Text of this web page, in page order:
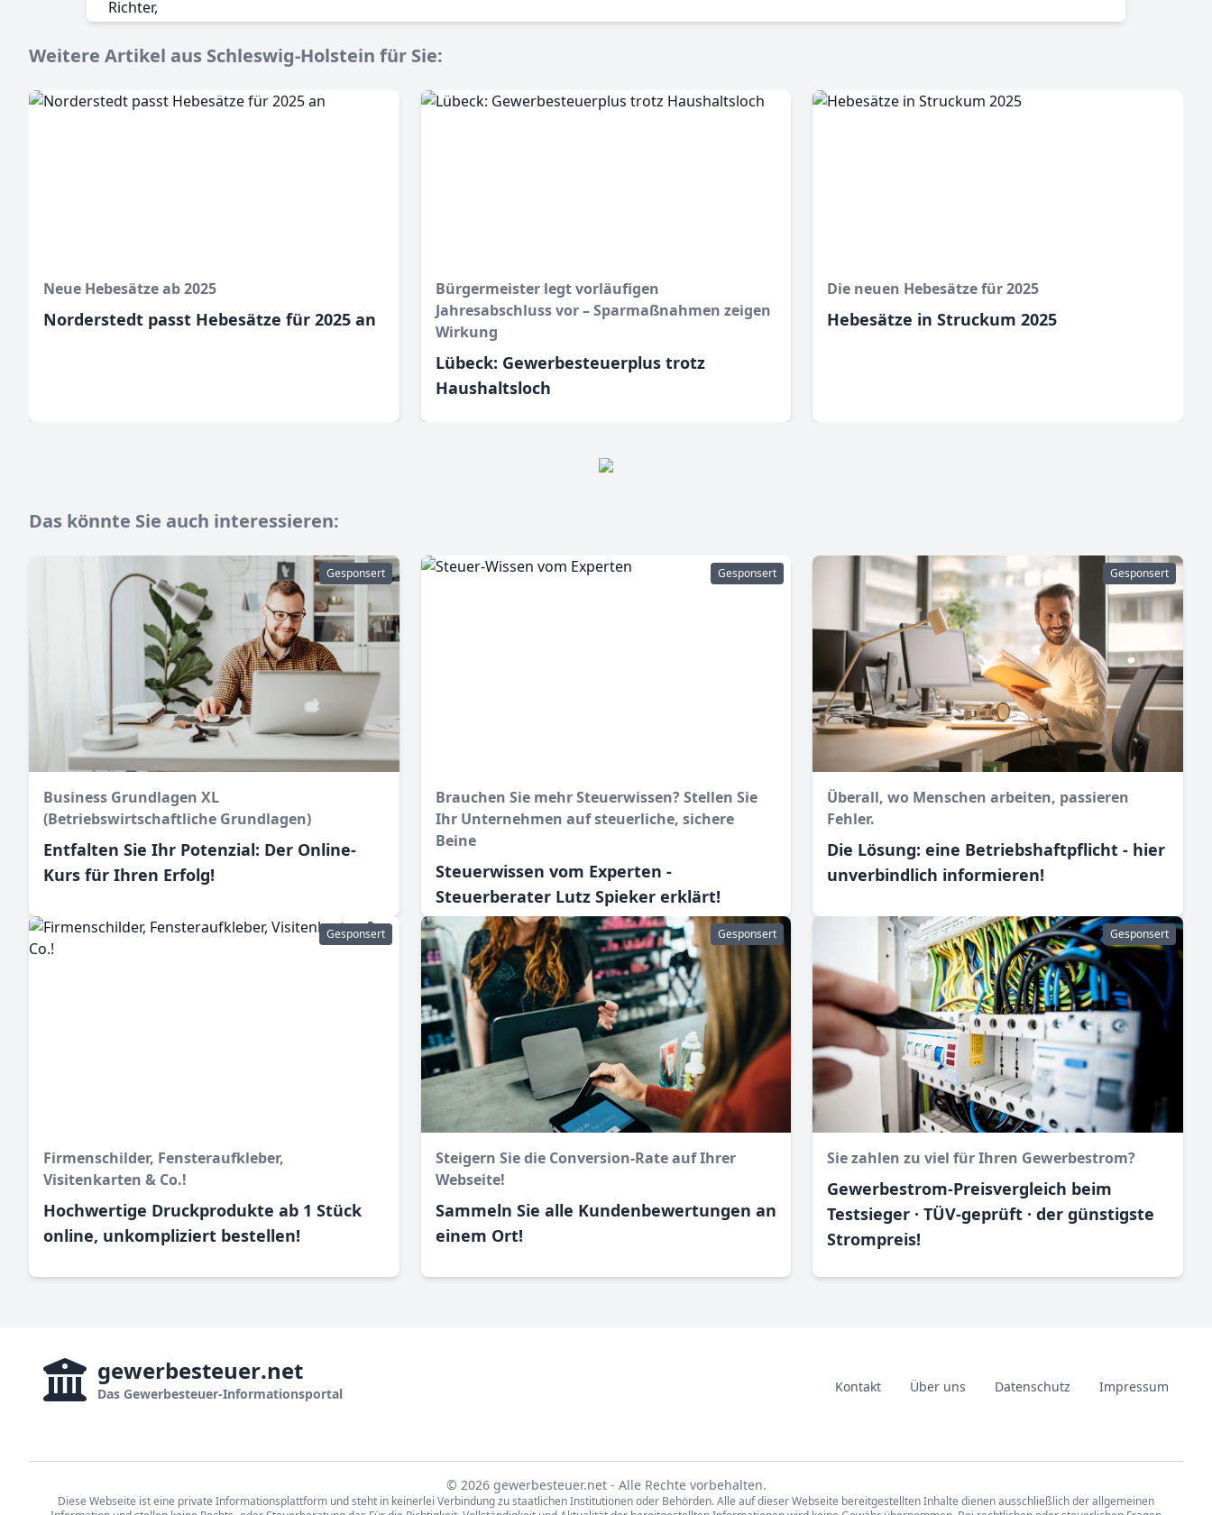
Weitere Artikel aus Schleswig-Holstein für Sie:
Neue Hebesätze ab 2025
Norderstedt passt Hebesätze für 2025 an
Bürgermeister legt vorläufigen
Jahresabschluss vor – Sparmaßnahmen zeigen
Wirkung
Lübeck: Gewerbesteuerplus trotz
Haushaltsloch
Die neuen Hebesätze für 2025
Hebesätze in Struckum 2025
Das könnte Sie auch interessieren:
Gesponsert
Business Grundlagen XL
(Betriebswirtschaftliche Grundlagen)
Entfalten Sie Ihr Potenzial: Der Online-
Kurs für Ihren Erfolg!
Gesponsert
Brauchen Sie mehr Steuerwissen? Stellen Sie
Ihr Unternehmen auf steuerliche, sichere
Beine
Steuerwissen vom Experten -
Steuerberater Lutz Spieker erklärt!
Gesponsert
Überall, wo Menschen arbeiten, passieren
Fehler.
Die Lösung: eine Betriebshaftpflicht - hier
unverbindlich informieren!
Gesponsert
Firmenschilder, Fensteraufkleber,
Visitenkarten & Co.!
Hochwertige Druckprodukte ab 1 Stück
online, unkompliziert bestellen!
Gesponsert
Steigern Sie die Conversion-Rate auf Ihrer
Webseite!
Sammeln Sie alle Kundenbewertungen an
einem Ort!
Gesponsert
Sie zahlen zu viel für Ihren Gewerbestrom?
Gewerbestrom-Preisvergleich beim
Testsieger · TÜV-geprüft · der günstigste
Strompreis!
gewerbesteuer.net
Das Gewerbesteuer-Informationsportal Kontakt Über uns Datenschutz Impressum
© 2026 gewerbesteuer.net - Alle Rechte vorbehalten.
Diese Webseite ist eine private Informationsplattform und steht in keinerlei Verbindung zu staatlichen Institutionen oder Behörden. Alle auf dieser Webseite bereitgestellten Inhalte dienen ausschließlich der allgemeinen